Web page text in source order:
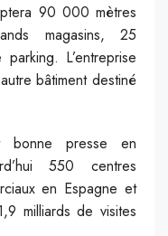
90 000 mètres
magasins, 25
L’entreprise
bâtiment destiné
bonne presse en
550 centres
en Espagne et
milliards de visites